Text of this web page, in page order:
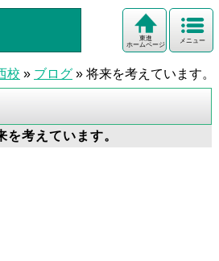
メニュー
東進
ホームページ
校 » ブログ » 将来を考えています。
考えています。